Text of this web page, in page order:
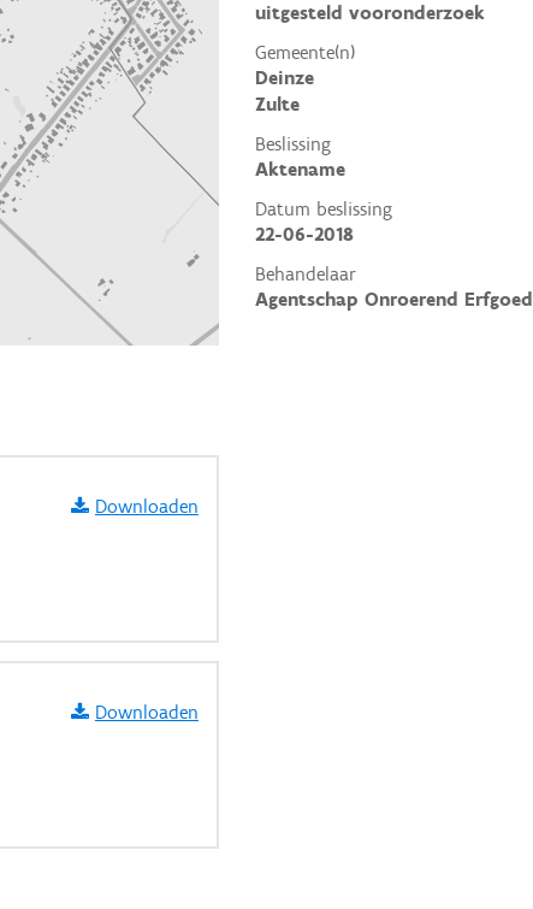
uitgesteld vooronderzoek
Gemeente(n)
Deinze
Zulte
Beslissing
Aktename
Datum beslissing
22-06-2018
Behandelaar
Agentschap Onroerend Erfgoed
Downloaden
Downloaden